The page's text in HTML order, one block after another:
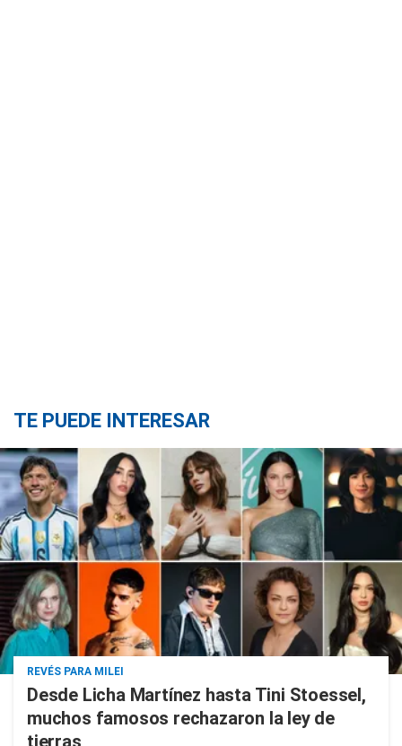
TE PUEDE INTERESAR
REVÉS PARA MILEI
Desde Licha Martínez hasta Tini Stoessel,
muchos famosos rechazaron la ley de